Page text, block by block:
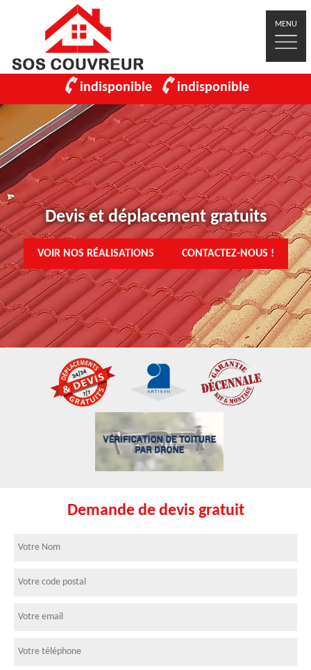
MENU
indisponible indisponible
Devis et déplacement gratuits
VOIR NOS RÉALISATIONS CONTACTEZ-NOUS !
Demande de devis gratuit